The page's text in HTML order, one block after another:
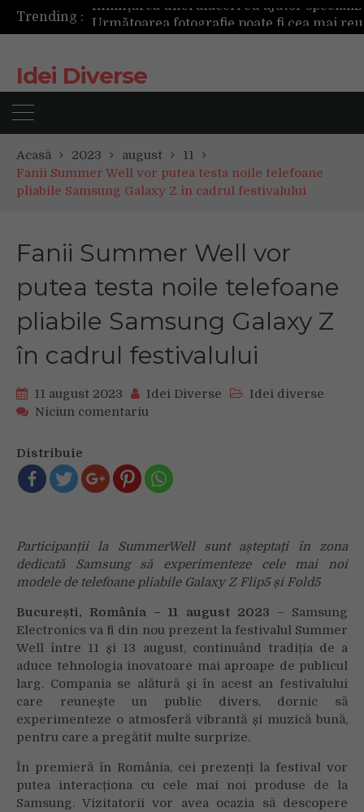
Trending :
Următoarea fotografie poate fi cea mai reușită de până acum
Mașinile de spălat și uscătoarele bazate pe inteligență artificială îți cunosc hainele mai bine decât tine
Idei Diverse
Acasă 2023 august
11
Fanii Summer Well vor putea testa noile telefoane
pliabile Samsung Galaxy Z în cadrul festivalului
Fanii Summer Well vor
putea testa noile telefoane
pliabile Samsung Galaxy Z
în cadrul festivalului
11 august 2023 Idei Diverse
Idei diverse
Niciun comentariu
Well
vor
putea
telefoane
pliabile
Samsung
Z
în
cadrul
festivalului
Distribuie
Participanții la SummerWell sunt așteptați în zona
dedicată Samsung să experimenteze cele mai noi
modele de telefoane pliabile Galaxy Z Flip5 și Fold5
București, România – 11 august 2023 – Samsung
Electronics va fi din nou prezent la festivalul Summer
Well între 11 și 13 august, continuând tradiția de a
aduce tehnologia inovatoare mai aproape de publicul
larg. Compania se alătură și în acest an festivalului
care reunește un public divers, dornic să
experimenteze o atmosferă vibrantă și muzică bună,
pentru care a pregătit multe surprize.
În premieră în România, cei prezenți la festival vor
putea interacționa cu cele mai noi produse de la
Samsung. Vizitatorii vor avea ocazia să descopere